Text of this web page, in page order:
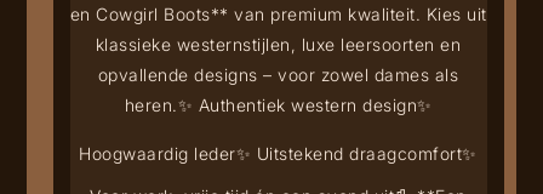
en Cowgirl Boots** van premium kwaliteit. Kies uit
klassieke westernstijlen, luxe leersoorten en
opvallende designs – voor zowel dames als
heren.✨ Authentiek western design✨
Hoogwaardig leder✨ Uitstekend draagcomfort✨